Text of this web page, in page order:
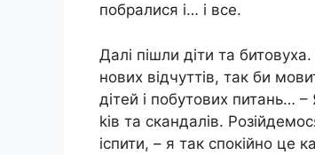
побралися і… і все.
Далі пішли діти та
нових відчуттів, так би
дітей і побутових питань…
kів та скандалів.
іспити, – я так спокійно